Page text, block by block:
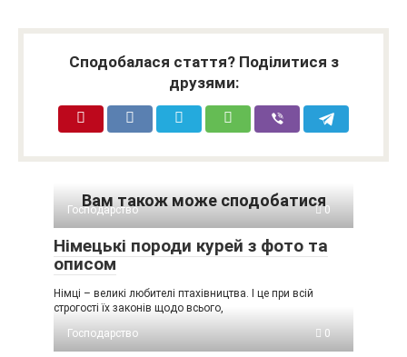
Сподобалася стаття? Поділитися з
друзями:
Вам також може сподобатися
Господарство 0
Німецькі породи курей з фото та
описом
Німці – великі любителі птахівництва. І це при всій
строгості їх законів щодо всього,
Господарство
0